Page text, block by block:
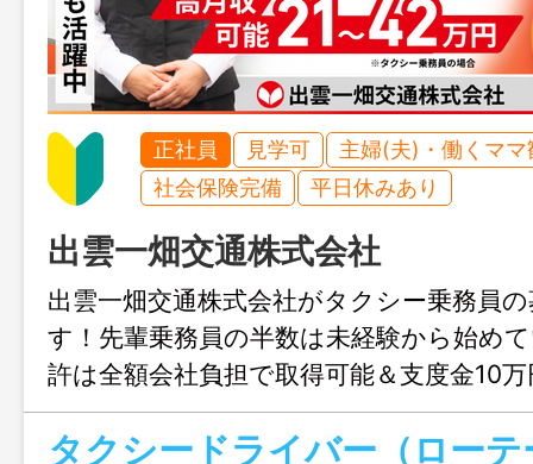
正社員 見学可
主婦(夫)・働くママ
社会保険完備
平日休みあり
出雲一畑交通株式会社
出雲一畑交通株式会社がタクシー乗務員
す！先輩乗務員の半数は未経験から始め
許は全額会社負担で取得可能＆支度金10
機会に一畑グループの一員になりません
正社員の場合のみ支給）